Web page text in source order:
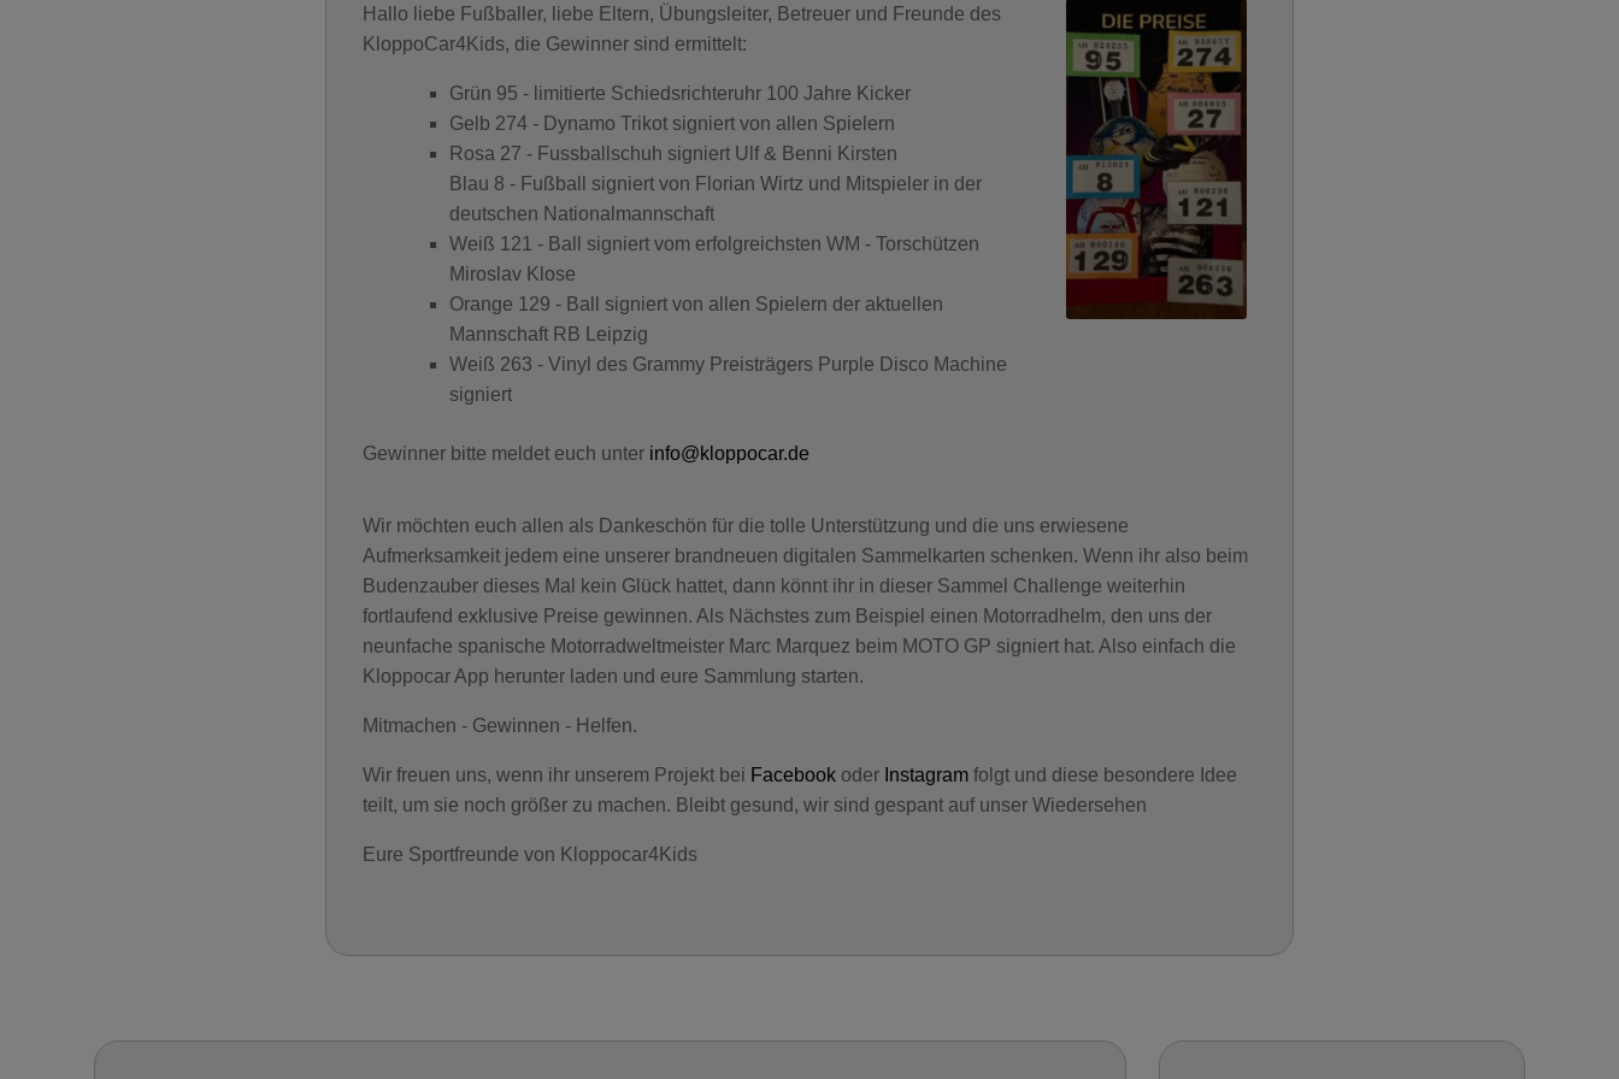
Hallo liebe Fußballer, liebe Eltern, Übungsleiter, Betreuer und Freunde des
KloppoCar4Kids, die Gewinner sind ermittelt:
Grün 95 - limitierte Schiedsrichteruhr 100 Jahre Kicker
Gelb 274 - Dynamo Trikot signiert von allen Spielern
Rosa 27 - Fussballschuh signiert Ulf & Benni Kirsten
Blau 8 - Fußball signiert von Florian Wirtz und Mitspieler in der
deutschen Nationalmannschaft
Weiß 121 - Ball signiert vom erfolgreichsten WM - Torschützen
Miroslav Klose
Orange 129 - Ball signiert von allen Spielern der aktuellen
Mannschaft RB Leipzig
Weiß 263 - Vinyl des Grammy Preisträgers Purple Disco Machine
signiert
Gewinner bitte meldet euch unter info@kloppocar.de
Wir möchten euch allen als Dankeschön für die tolle Unterstützung und die uns erwiesene
Aufmerksamkeit jedem eine unserer brandneuen digitalen Sammelkarten schenken. Wenn ihr also beim
Budenzauber dieses Mal kein Glück hattet, dann könnt ihr in dieser Sammel Challenge weiterhin
fortlaufend exklusive Preise gewinnen. Als Nächstes zum Beispiel einen Motorradhelm, den uns der
neunfache spanische Motorradweltmeister Marc Marquez beim MOTO GP signiert hat. Also einfach die
Kloppocar App herunter laden und eure Sammlung starten.
Mitmachen - Gewinnen - Helfen.
Wir freuen uns, wenn ihr unserem Projekt bei Facebookoder Instagramfolgt und diese besondere Idee
teilt, um sie noch größer zu machen. Bleibt gesund, wir sind gespant auf unser Wiedersehen
Eure Sportfreunde von Kloppocar4Kids